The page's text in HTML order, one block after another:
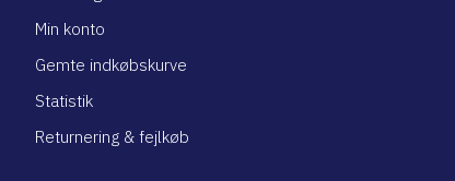
Min konto
Gemte indkøbskurve
Statistik
Returnering & fejlkøb